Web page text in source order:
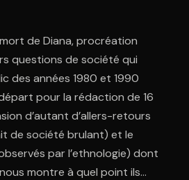
de Diana, procréation
questions de société qui
des années 1980 et 1990
pour la rédaction de 16
d’autant d’allers-retours
de société brulant) et le
par l’ethnologie) dont
montre à quel point ils